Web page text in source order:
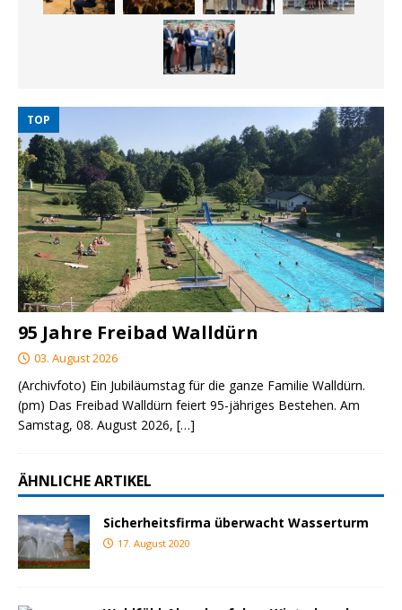
TOP
95 Jahre Freibad Walldürn
03. August 2026
(Archivfoto) Ein Jubiläumstag für die ganze Familie Walldürn.
(pm) Das Freibad Walldürn feiert 95-jähriges Bestehen. Am
Samstag, 08. August 2026, […]
ÄHNLICHE ARTIKEL
Sicherheitsfirma überwacht Wasserturm
17. August 2020